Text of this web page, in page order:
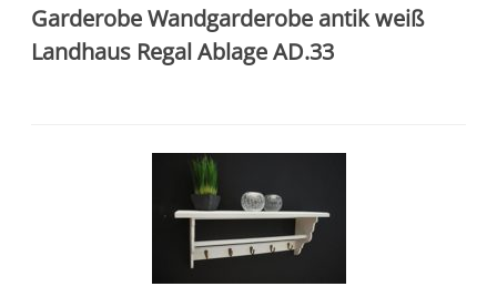
Garderobe Wandgarderobe antik weiß
Landhaus Regal Ablage AD.33